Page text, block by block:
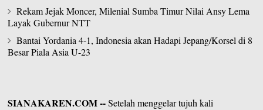
Rekam Jejak Moncer, Milenial Sumba Timur Nilai Ansy Lema
Layak Gubernur NTT
Bantai Yordania 4-1, Indonesia akan Hadapi Jepang/Korsel di 8
Besar Piala Asia U-23
SIANAKAREN.COM--Setelah menggelar tujuh kali